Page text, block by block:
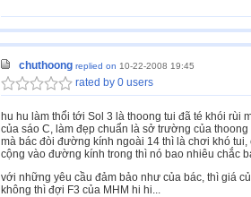
chuthoong replied on 10-22-2008 19:45
rated by 0 users
hu hu làm thổi tới Sol 3 là thoong tui đã té khói rùi
của sáo C, làm đẹp chuẩn là sở trường của
mà bác đòi đường kính ngoài 14 thì là chơi khó
cộng vào đường kính trong thì nó bao nhiêu chắc
với những yêu cầu đảm bảo như của bác, thì giá
không thì đợi F3 của MHM hi hi...